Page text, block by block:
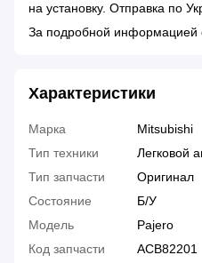
на установку. Отправка по
За подробной информацией
Характеристики
Марка
Mitsubishi
Тип техники
Легковой
Тип запчасти
Оригинал
Состояние
Б/У
Модель
Pajero
Код запчасти
ACB82201